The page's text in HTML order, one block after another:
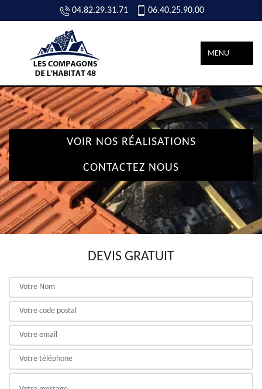
04.82.29.31.71 06.40.25.90.00
MENU
VOIR NOS RÉALISATIONS
CONTACTEZ NOUS
DEVIS GRATUIT